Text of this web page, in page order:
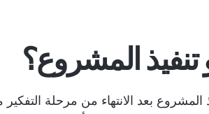
تنفيذ المشروع؟
المشروع بعد الانتهاء من مرحلة